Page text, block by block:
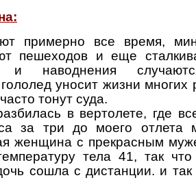
примерно все время,
пешеходов и еще
и наводнения
уносит жизни многих
тонут суда.
в вертолете, где
за три до моего отлета
женщина с прекрасным
тела 41, так
сошла с дистанции. и так